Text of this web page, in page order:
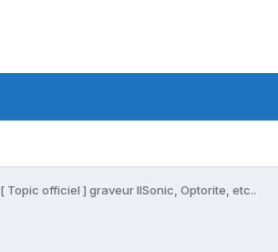
[ Topic officiel ] graveur IISonic, Optorite, etc..